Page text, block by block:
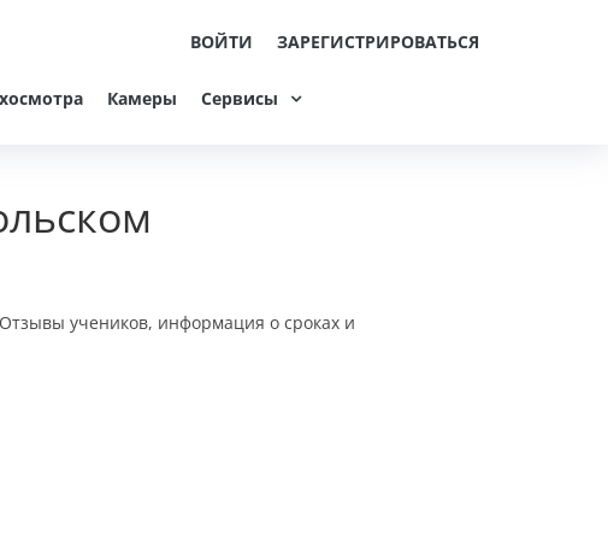
ВОЙТИ ЗАРЕГИСТРИРОВАТЬСЯ
Камеры Сервисы
учеников, информация о сроках и